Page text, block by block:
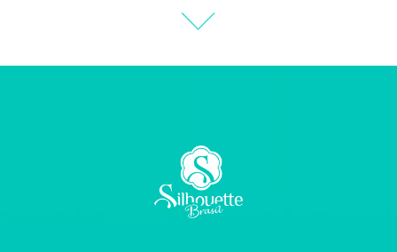
Carla Eschberger